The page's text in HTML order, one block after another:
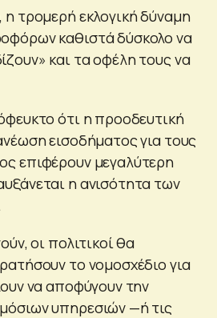
τρομερή εκλογική δύναμη
καθιστά δύσκολο να
και τα οφέλη τους να
ότι η προοδευτική
εισοδήματος για τους
επιφέρουν μεγαλύτερη
η ανισότητα των
οι πολιτικοί θα
το νομοσχέδιο για
να αποφύγουν την
υπηρεσιών —ή τις